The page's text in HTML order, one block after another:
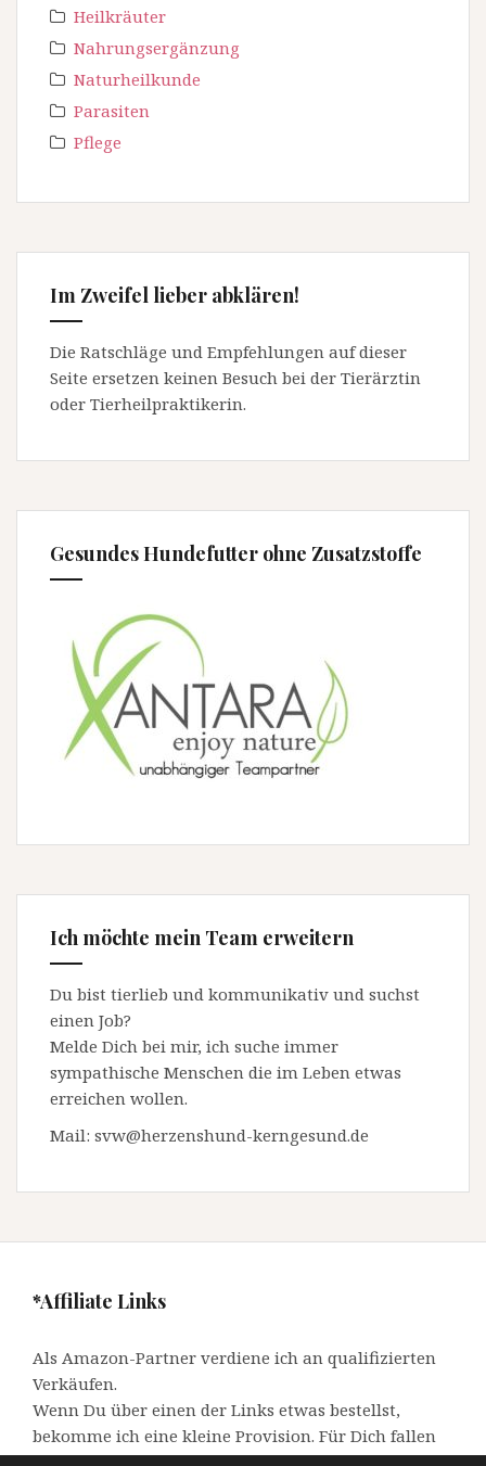
Heilkräuter
Nahrungsergänzung
Naturheilkunde
Parasiten
Pflege
Im Zweifel lieber abklären!
Die Ratschläge und Empfehlungen auf dieser
Seite ersetzen keinen Besuch bei der Tierärztin
oder Tierheilpraktikerin.
Gesundes Hundefutter ohne Zusatzstoffe
Ich möchte mein Team erweitern
Du bist tierlieb und kommunikativ und suchst
einen Job?
Melde Dich bei mir, ich suche immer
sympathische Menschen die im Leben etwas
erreichen wollen.
Mail: svw@herzenshund-kerngesund.de
*Affiliate Links
Als Amazon-Partner verdiene ich an qualifizierten
Verkäufen.
Wenn Du über einen der Links etwas bestellst,
bekomme ich eine kleine Provision. Für Dich fallen
keine zusätzlichen Kosten an.